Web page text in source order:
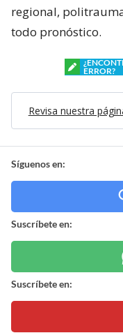
regional,
todo pronóstico.
ERROR?
Revisa nuestra
Síguenos en:
Suscríbete en:
Suscríbete en: